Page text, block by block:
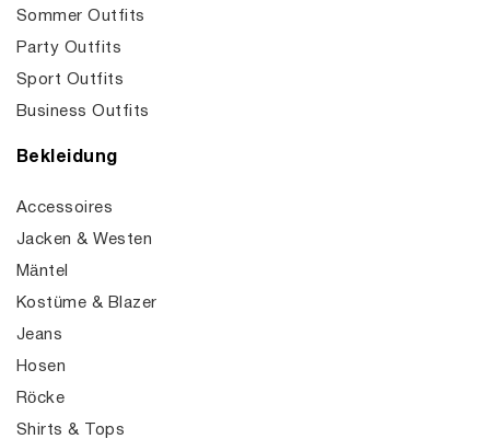
Sommer Outfits
Party Outfits
Sport Outfits
Business Outfits
Bekleidung
Accessoires
Jacken & Westen
Mäntel
Kostüme & Blazer
Jeans
Hosen
Röcke
Shirts & Tops